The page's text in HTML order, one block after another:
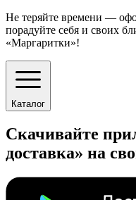
Не теряйте времени —
порадуйте себя и своих
«Маргаритки»!
Каталог
Скачивайте
доставка» на